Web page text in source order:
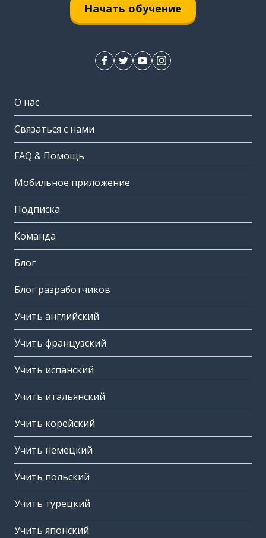
Начать обучение
О нас
Связаться с нами
FAQ & Помощь
Мобильное приложение
Подписка
Команда
Блог
Блог разработчиков
Учить английский
Учить французский
Учить испанский
Учить итальянский
Учить корейский
Учить немецкий
Учить польский
Учить турецкий
Учить японский